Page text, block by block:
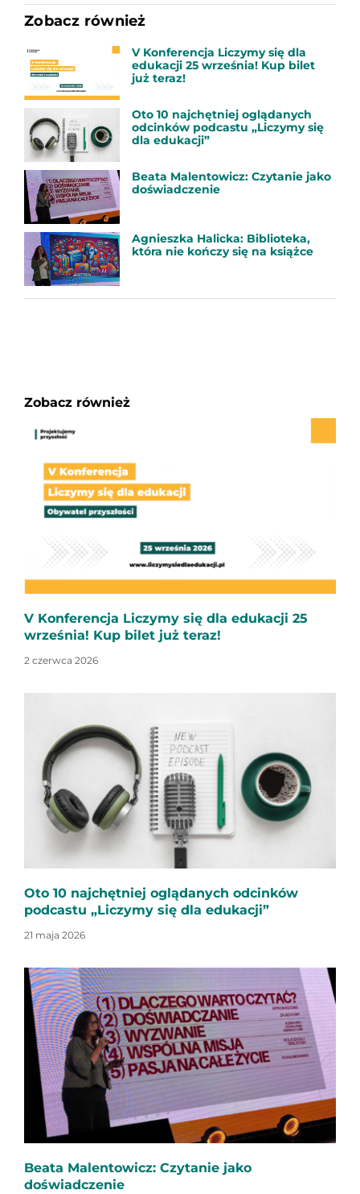
Zobacz również
V Konferencja Liczymy się dla
edukacji 25 września! Kup bilet
już teraz!
Oto 10 najchętniej oglądanych
odcinków podcastu „Liczymy się
dla edukacji”
Beata Malentowicz: Czytanie jako
doświadczenie
Agnieszka Halicka: Biblioteka,
która nie kończy się na książce
Zobacz również
V Konferencja Liczymy się dla edukacji 25
września! Kup bilet już teraz!
2 czerwca 2026
Oto 10 najchętniej oglądanych odcinków
podcastu „Liczymy się dla edukacji”
21 maja 2026
Beata Malentowicz: Czytanie jako
doświadczenie